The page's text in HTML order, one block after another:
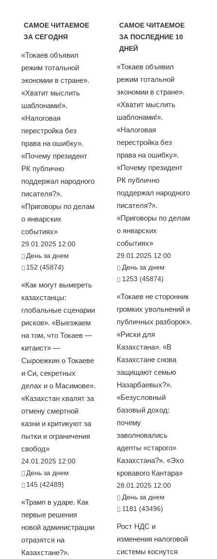
САМОЕ ЧИТАЕМОЕ
ЗА СЕГОДНЯ
«Токаев объявил
режим тотальной
экономии в стране».
«Хватит мыслить
шаблонами!».
«Налоговая
перестройка без
права на ошибку».
«Почему президент
РК публично
поддержал народного
писателя?».
«Приговоры по делам
о январских
событиях»
29.01.2025 12:00
День за днем
152 (45874)
«Как могут вымереть
казахстанцы:
глобальные сценарии
рисков». «Выезжаем
на том, что Токаев —
китаист» —
Сыроежкин о Токаеве
и Си, секретных
делах и о Масимове».
«Казахстан хвалят за
отмену смертной
казни и критикуют за
пытки и ограничения
свобод»
24.01.2025 12:00
День за днем
145 (42489)
«Трамп в ударе. Как
первые решения
новой администрации
отразятся на
Казахстане?».
САМОЕ ЧИТАЕМОЕ
ЗА ПОСЛЕДНИЕ 10
ДНЕЙ
«Токаев объявил
режим тотальной
экономии в стране».
«Хватит мыслить
шаблонами!».
«Налоговая
перестройка без
права на ошибку».
«Почему президент
РК публично
поддержал народного
писателя?».
«Приговоры по делам
о январских
событиях»
29.01.2025 12:00
День за днем
1253 (45874)
«Токаев не сторонник
громких увольнений и
публичных разборок».
«Риски для
Казахстана». «В
Казахстане снова
защищают семью
Назарбаевых?».
«Безусловный
базовый доход:
почему
заволновались
адепты «старого»
Казахстана?». «Эхо
кровавого Кантара»
28.01.2025 12:00
День за днем
1181 (43496)
Рост НДС и
изменения налоговой
системы коснутся